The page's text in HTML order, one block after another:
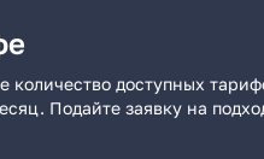
доступных
Подайте заявку на